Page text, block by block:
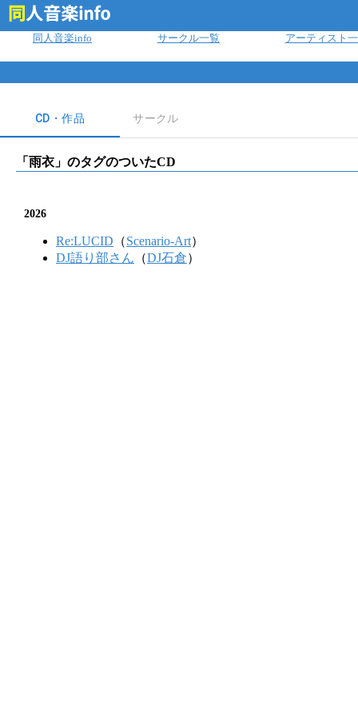
同人音楽info サークル一覧 アーティスト
CD・作品 サークル
「 雨衣 」のタグのついたCD
2026
Re:LUCID （Scenario-Art）
DJ語り部さん （DJ石倉）